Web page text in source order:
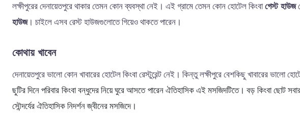
লক্ষীপুরের দেনায়েতপুরে থাকার তেমন কোন ব্যবস্থা নেই। এই গ্রামে তেমন কোন হোটেল কিংবাগেস্ট হাউজ
হাউজ। চাইলে এসব রেস্ট হাউজগুলোতে গিয়েও থাকতে পারেন।
কোথায় খাবেন
দেনায়েতপুরে ভালো কোন খাবারের হোটেল কিংবা রেস্টুরেন্ট নেই। কিন্তু লক্ষীপুরে বেশকিছু খাবারের ভালো
ছুটির দিনে পরিবার কিংবা বন্ধুদের নিয়ে ঘুরে আসতে পারেন ঐতিহাসিক এই মসজিদটিতে। বড় কিংবা
সৌন্দর্যের ঐতিহাসিক নিদর্শন জ্বীনের মসজিদে।